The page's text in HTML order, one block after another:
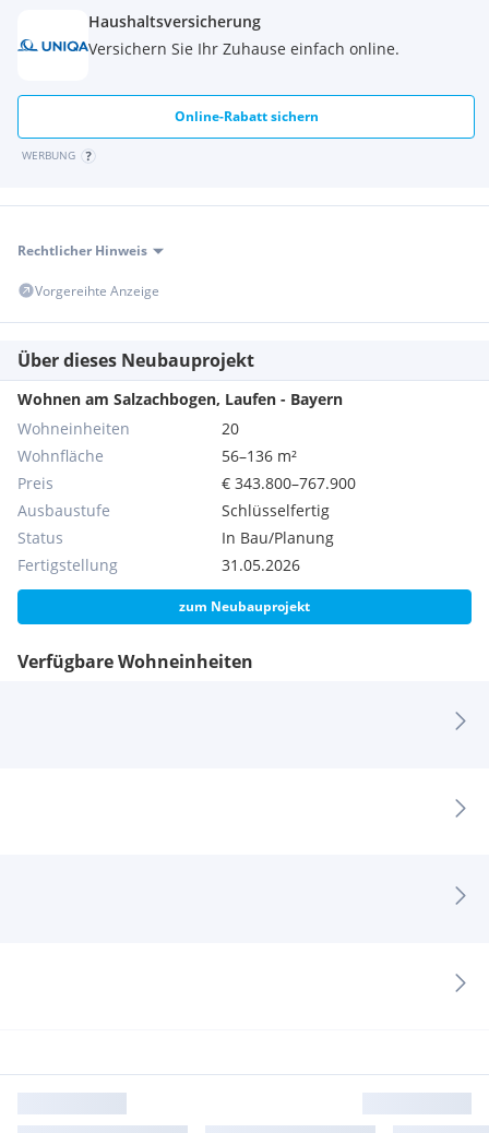
Haushaltsversicherung
Versichern Sie Ihr Zuhause einfach online.
Online-Rabatt sichern
WERBUNG
Rechtlicher Hinweis
Vorgereihte Anzeige
Verfügbare Wohneinheiten
Über dieses Neubauprojekt
Wohnen am Salzachbogen, Laufen - Bayern
Wohneinheiten
20
Wohnfläche
56–136 m²
Preis
€ 343.800–767.900
Ausbaustufe
Schlüsselfertig
Status
In Bau/Planung
Fertigstellung
31.05.2026
zum Neubauprojekt